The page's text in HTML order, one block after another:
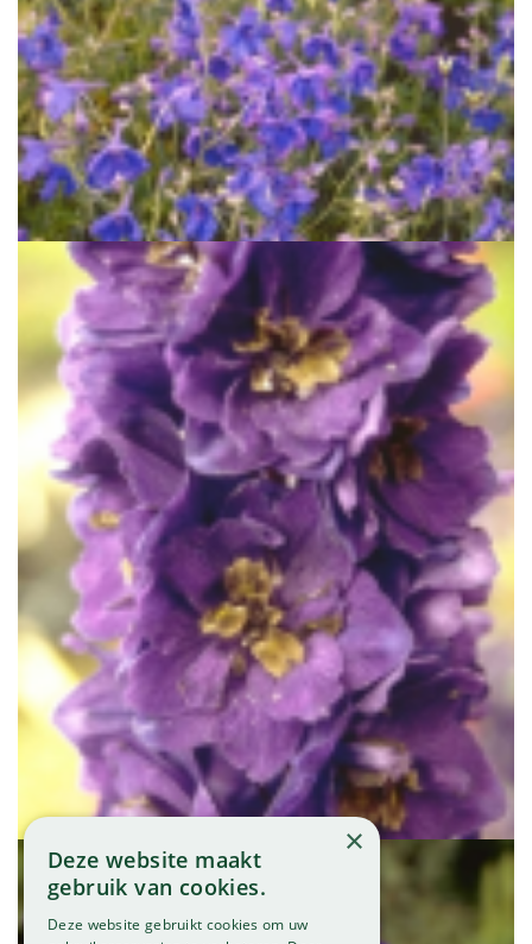
Ridderspoor
Delphinium grandiflorum 'Blauer Zwerg'
Ridderspoor
Delphinium 'Black Knight'
×
Deze website maakt
gebruik van cookies.
Deze website gebruikt cookies om uw